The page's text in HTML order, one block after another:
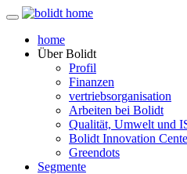
home
ÜberBolidt
Profil
Finanzen
vertriebsorganisation
Arbeiten bei Bolidt
Qualität, Umwelt und
Bolidt Innovation
Greendots
Segmente